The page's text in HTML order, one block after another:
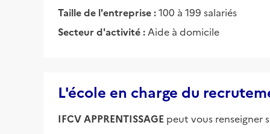
Taille de l'entreprise :100 à 199 salariés
Secteur d'activité : Aide à domicile
L'école en charge du
IFCV APPRENTISSAGE peut vous renseigner